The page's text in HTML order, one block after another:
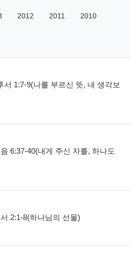
2012 2011 2010
서 1:7-9(나를 부르신 뜻, 내 생각보
6:37-40(내게 주신 자를, 하나도
2:1-8(하나님의 선물)